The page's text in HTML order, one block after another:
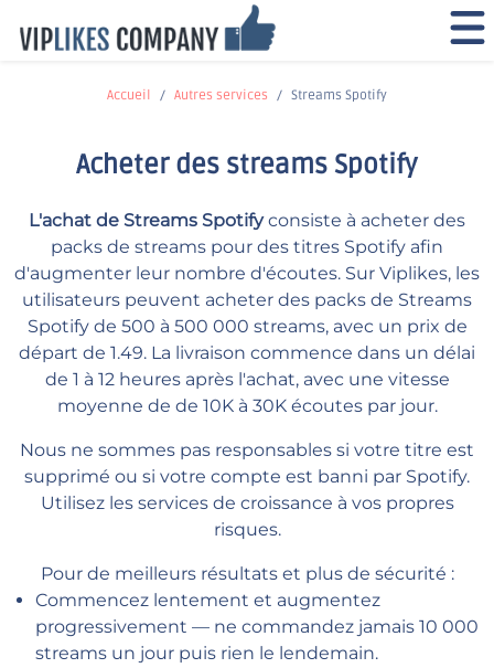
Accueil Autres services Streams Spotify
Acheter des streams Spotify
L'achat de Streams Spotifyconsiste à acheter des
packs de streams pour des titres Spotify afin
d'augmenter leur nombre d'écoutes. Sur Viplikes, les
utilisateurs peuvent acheter des packs de Streams
Spotify de 500 à 500 000 streams, avec un prix de
départ de 1.49. La livraison commence dans un délai
de 1 à 12 heures après l'achat, avec une vitesse
moyenne de de 10K à 30K écoutes par jour.
Nous ne sommes pas responsables si votre titre est
supprimé ou si votre compte est banni par Spotify.
Utilisez les services de croissance à vos propres
risques.
Pour de meilleurs résultats et plus de sécurité :
Commencez lentement et augmentez
progressivement — ne commandez jamais 10 000
streams un jour puis rien le lendemain.